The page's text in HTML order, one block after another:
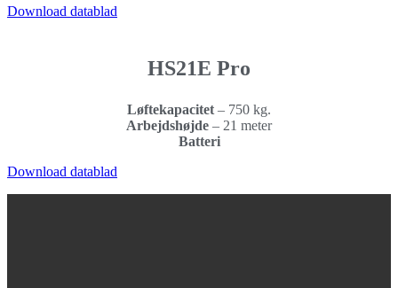
Download datablad
HS21E Pro
Løftekapacitet – 750 kg.
Arbejdshøjde – 21 meter
Batteri
Download datablad